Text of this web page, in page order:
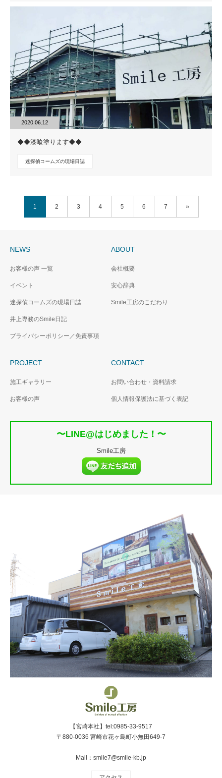
2020.06.12
◆◆漆喰塗ります◆◆
迷探偵コームズの現場日誌
1 2 3 4 5 6 7 »
NEWS
お客様の声 一覧
イベント
迷探偵コームズの現場日誌
井上専務のSmile日記
プライバシーポリシー／免責事項
ABOUT
会社概要
安心辞典
Smile工房のこだわり
PROJECT
施工ギャラリー
お客様の声
CONTACT
お問い合わせ・資料請求
個人情報保護法に基づく表記
〜LINE@はじめました！〜
Smile工房
【宮崎本社】tel:0985-33-9517
〒880-0036 宮崎市花ヶ島町小無田649-7
Mail：smile7@smile-kb.jp